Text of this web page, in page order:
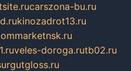
carszona-bu.ru
kinozadrot13.ru
veles-doroga.rutb02.ru